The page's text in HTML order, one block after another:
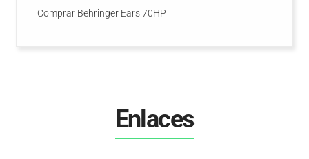
Comprar Behringer Ears 70HP
Enlaces